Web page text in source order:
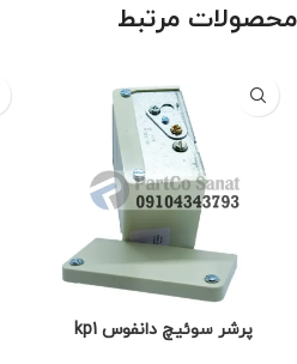
محصولات مرتبط
پرشر سوئیچ دانفوس kp1